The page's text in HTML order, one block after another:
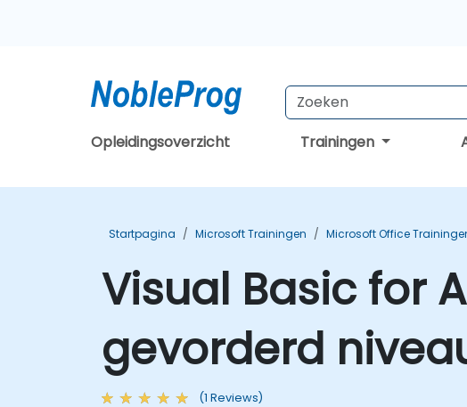
Opleidingsoverzicht Trainingen
Startpagina Microsoft Trainingen Microsoft Office
Visual Basic for
gevorderd
(1 Reviews)